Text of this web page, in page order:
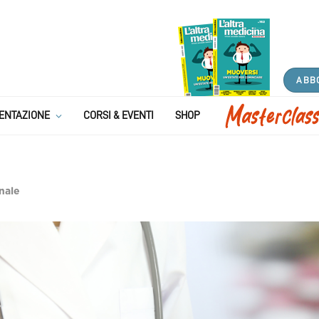
CORSI & EVENTI SHOP